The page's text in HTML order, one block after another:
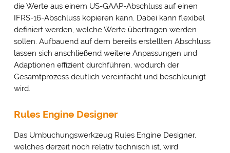
die Werte aus einem US-GAAP-Abschluss auf einen
IFRS-16-Abschluss kopieren kann. Dabei kann flexibel
definiert werden, welche Werte übertragen werden
sollen. Aufbauend auf dem bereits erstellten Abschluss
lassen sich anschließend weitere Anpassungen und
Adaptionen effizient durchführen, wodurch der
Gesamtprozess deutlich vereinfacht und beschleunigt
wird.
Rules Engine Designer
Das Umbuchungswerkzeug Rules Engine Designer,
welches derzeit noch relativ technisch ist, wird